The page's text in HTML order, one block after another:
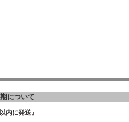
について
内に発送』